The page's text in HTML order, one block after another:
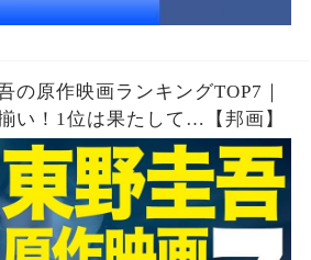
の原作映画ランキングTOP7｜
い！1位は果たして…【邦画】